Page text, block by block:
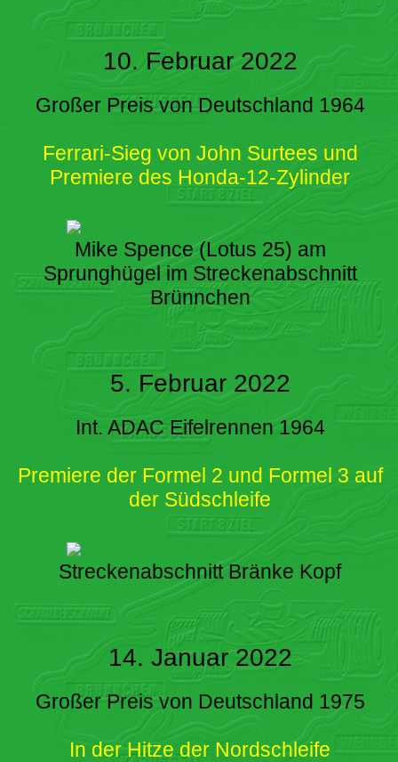
10. Februar 2022
Großer Preis von Deutschland 1964
Ferrari-Sieg von John Surtees und
Premiere des Honda-12-Zylinder
Mike Spence (Lotus 25) am
Sprunghügel im Streckenabschnitt
Brünnchen
5. Februar 2022
Int. ADAC Eifelrennen 1964
Premiere der Formel 2 und Formel 3 auf
der Südschleife
Streckenabschnitt Bränke Kopf
14. Januar 2022
Großer Preis von Deutschland 1975
In der Hitze der Nordschleife